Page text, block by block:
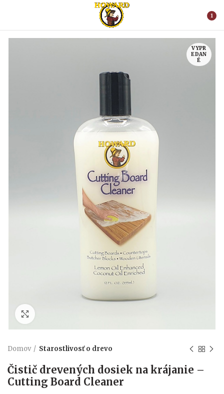
1
VYPR
EDAN
É
Domov Starostlivosť o drevo
Čistič drevených dosiek na krájanie –
Cutting Board Cleaner